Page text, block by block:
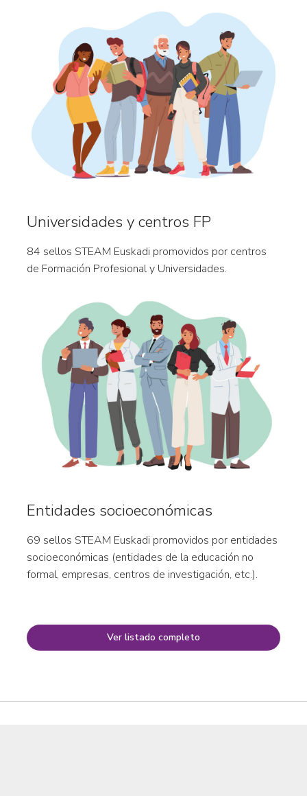
Universidades y centros FP
84 sellos STEAM Euskadi promovidos por centros
de Formación Profesional y Universidades.
Entidades socioeconómicas
69 sellos STEAM Euskadi promovidos por entidades
socioeconómicas (entidades de la educación no
formal, empresas, centros de investigación, etc.).
Ver listado completo